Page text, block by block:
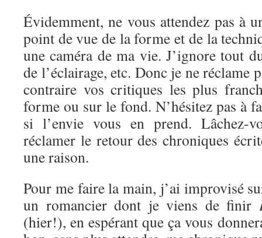
Évidemment, ne vous attendez pas à
point de vue de la forme et de la
une caméra de ma vie. J’ignore tout
de l’éclairage, etc. Donc je ne réclame
contraire vos critiques les plus
forme ou sur le fond. N’hésitez pas à
si l’envie vous en prend. Lâchez-
réclamer le retour des chroniques
une raison.
Pour me faire la main, j’ai improvisé
un romancier dont je viens de finir
(hier!), en espérant que ça vous